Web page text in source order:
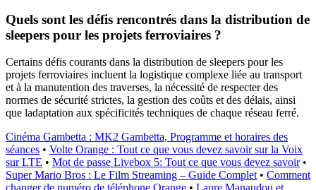
Quels sont les défis rencontrés dans la distribution de
sleepers pour les projets ferroviaires ?
Certains défis courants dans la distribution de sleepers pour les
projets ferroviaires incluent la logistique complexe liée au transport
et à la manutention des traverses, la nécessité de respecter des
normes de sécurité strictes, la gestion des coûts et des délais, ainsi
que ladaptation aux spécificités techniques de chaque réseau ferré.
Cinéma Gambetta : MK2 Gambetta, Programme et horaires des
séances • Volte Orange : Tout ce que vous devez savoir sur la Voix
sur LTE • Mot de passe Livebox 5: Tout ce que vous devez savoir•
Super Mario Bros : Le Film Streaming – Guide Complet • Comment